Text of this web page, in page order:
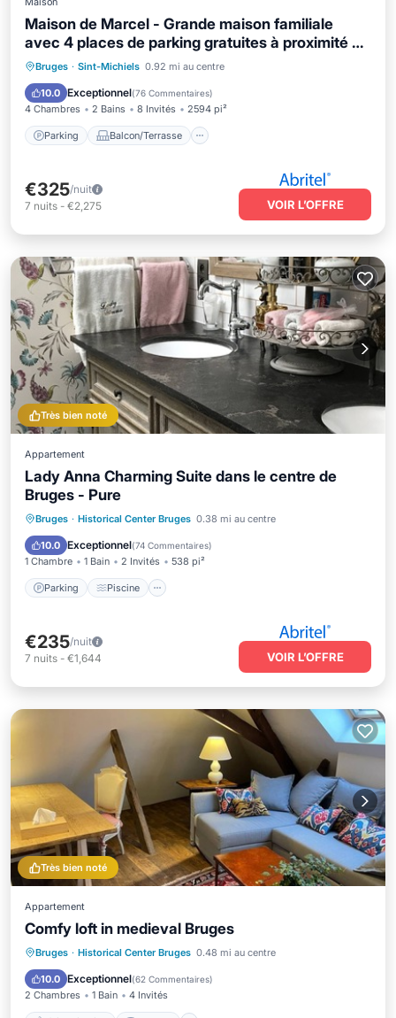
Maison de Marcel - Grande maison familiale
avec 4 places de parking gratuites à proximité du
centre-ville
Bruges · Sint-Michiels 0.92 mi au centre
10.0 Exceptionnel(76 Commentaires)
4 Chambres 2 Bains 8 Invités 2594 pi²
Parking Balcon/Terrasse
Parking Balcon/Terrasse
Internet
€325/nuit
7 nuits - €2,275 VOIR L’OFFRE
Très bien noté
Appartement
Lady Anna Charming Suite dans le centre de
Bruges - Pure
Bruges · Historical Center Bruges 0.38 mi au centre
10.0 Exceptionnel(74 Commentaires)
1 Chambre 1 Bain 2 Invités 538 pi²
Parking Piscine
Parking Piscine
Balcon/Terrasse
Cuisine
€235/nuit
7 nuits - €1,644 VOIR L’OFFRE
Très bien noté
Appartement
Comfy loft in medieval Bruges
Bruges · Historical Center Bruges 0.48 mi au centre
10.0 Exceptionnel(62 Commentaires)
2 Chambres 1 Bain 4 Invités
Climatisation
Internet
Adapté aux enfants